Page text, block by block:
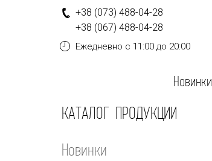
+38 (073) 488-04-28
+38 (067) 488-04-28
Ежедневно с 11:00 до 20:00
Новинки
КАТАЛОГ ПРОДУКЦИИ
Новинки